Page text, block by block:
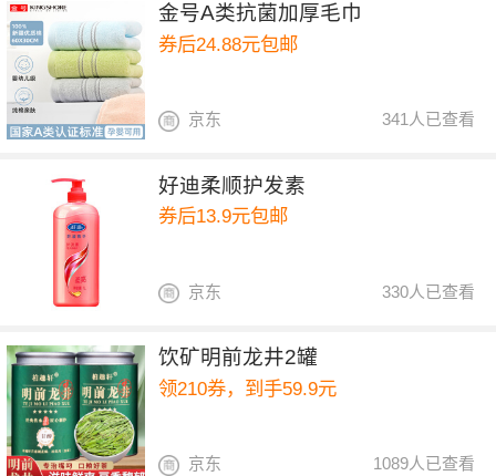
金号A类抗菌加厚毛巾
券后24.88元包邮
341人已查看
京东
好迪柔顺护发素
券后13.9元包邮
330人已查看
京东
饮矿明前龙井2罐
领210券，到手59.9元
1089人已查看
京东